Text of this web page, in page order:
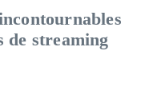
de streaming